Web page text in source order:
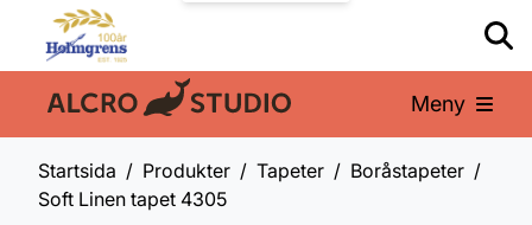
En del av: Meny
Startsida Produkter Tapeter
Boråstapeter
Soft Linen tapet 4305